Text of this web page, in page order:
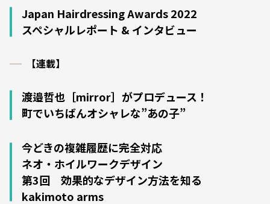
Japan Hairdressing Awards 2022
スペシャルレポート & インタビュー
【連載】
渡邉哲也［mirror］がプロデュース！
町でいちばんオシャレな”あの子”
今どきの複雑履歴に完全対応
ネオ・ホイルワークデザイン
第3回 効果的なデザイン方法を知る
kakimoto arms